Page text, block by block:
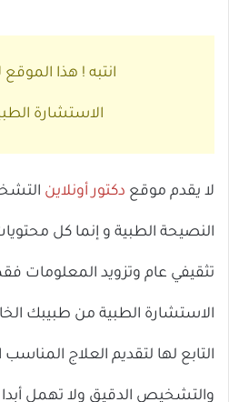
انتبه ! هذا
الاستشارة
لا يقدم موقع دكتور أونلاين
النصيحة الطبية و إنما كل
تثقيفي عام وتزويد المعلومات
الاستشارة الطبية من طبيبك
التابع لها لتقديم العلاج
والتشخيص الدقيق ولا تهمل